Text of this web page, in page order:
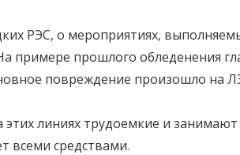
РЭС, о мероприятиях,
примере прошлого обледенения
повреждение произошло на
линиях трудоемкие и
всеми средствами.